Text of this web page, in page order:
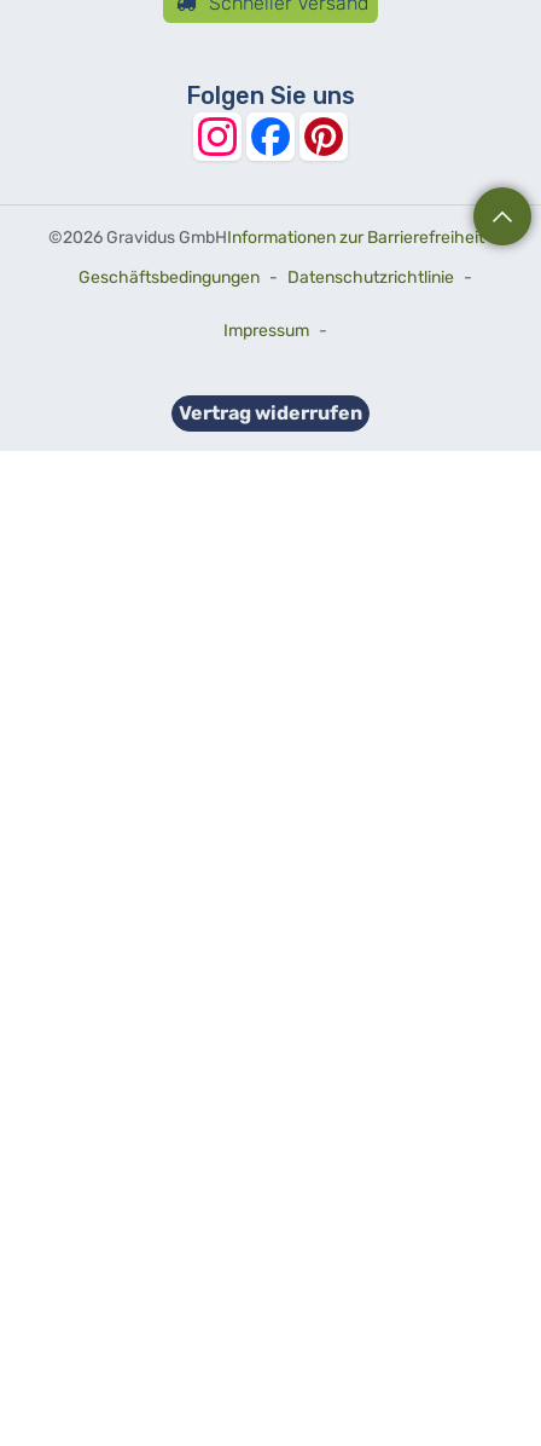
Folgen Sie uns
©2026 Gravidus GmbHInformationen zur Barrierefreiheit-
Geschäftsbedingungen - Datenschutzrichtlinie -
Impressum -
Vertrag widerrufen